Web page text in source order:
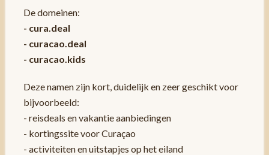
De domeinen:
- cura.deal
- curacao.deal
- curacao.kids
Deze namen zijn kort, duidelijk en zeer geschikt voor
bijvoorbeeld:
- reisdeals en vakantie aanbiedingen
- kortingssite voor Curaçao
- activiteiten en uitstapjes op het eiland